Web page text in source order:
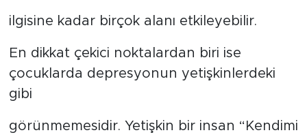
ilgisine kadar birçok alanı etkileyebilir.
En dikkat çekici noktalardan biri ise
çocuklarda depresyonun yetişkinlerdeki
gibi
görünmemesidir. Yetişkin bir insan “Kendimi